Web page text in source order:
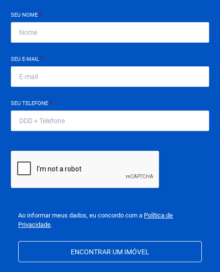
SEU NOME*
SEU E-MAIL*
SEU TELEFONE*
Ao informar meus dados, eu concordo com a Política de
Privacidade.
ENCONTRAR UM IMÓVEL